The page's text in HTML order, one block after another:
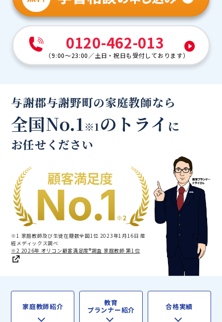
0120-462-013
（9:00～23:00／土日・祝日も受付しております）
与謝郡与謝野町の家庭教師なら
全国No.1※1のトライ に
お任せください
※1 家庭教師及び生徒在籍数全国1位 2023年1月16日 産
經メディックス調べ
※2 2026年 オリコン顧客満足度®調査 家庭教師 第1位
家庭教師紹介 教育
プランナー紹介 合格実績